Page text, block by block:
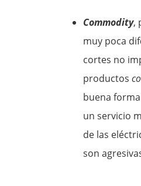
Commodity,
muy poca
cortes no
productos
buena
un servicio
de las
son